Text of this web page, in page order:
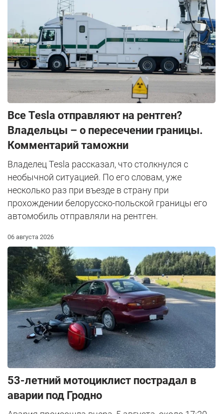
Все Tesla отправляют на рентген?
Владельцы – о пересечении границы.
Комментарий таможни
Владелец Tesla рассказал, что столкнулся с
необычной ситуацией. По его словам, уже
несколько раз при въезде в страну при
прохождении белорусско-польской границы его
автомобиль отправляли на рентген.
06 августа 2026
53-летний мотоциклист пострадал в
аварии под Гродно